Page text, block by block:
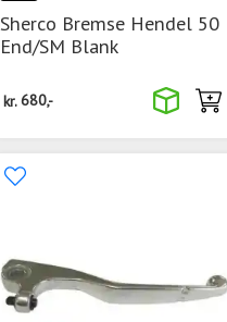
Sherco Bremse Hendel 50
End/SM Blank
kr.680,-